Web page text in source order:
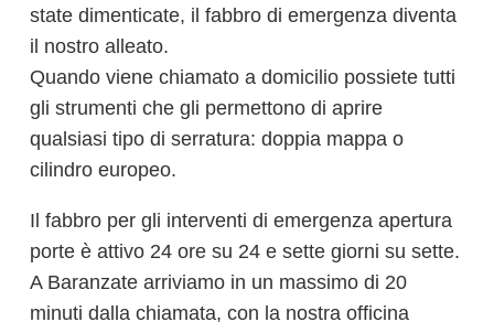
state dimenticate, il fabbro di emergenza diventa
il nostro alleato.
Quando viene chiamato a domicilio possiete tutti
gli strumenti che gli permettono di aprire
qualsiasi tipo di serratura: doppia mappa o
cilindro europeo.
Il fabbro per gli interventi di emergenza apertura
porte è attivo 24 ore su 24 e sette giorni su sette.
A Baranzate arriviamo in un massimo di 20
minuti dalla chiamata, con la nostra officina